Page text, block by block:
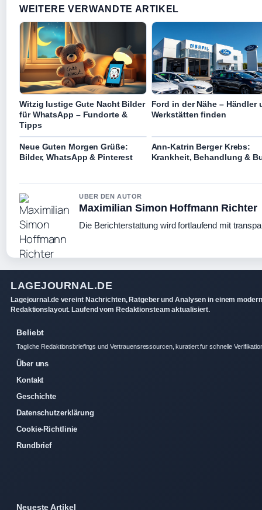
WEITERE VERWANDTE ARTIKEL
Witzig lustige Gute Nacht Bilder
für WhatsApp – Fundorte &
Tipps
Ford in der Nähe – Händler
Werkstätten finden
Neue Guten Morgen Grüße:
Bilder, WhatsApp & Pinterest
Ann-Katrin Berger Krebs:
Krankheit, Behandlung &
UBER DEN AUTOR
Maximilian Simon Hoffmann Richter
Die Berichterstattung wird fortlaufend mit
LAGEJOURNAL.DE
Lagejournal.de vereint Nachrichten, Ratgeber und Analysen in einem
Redaktionslayout. Laufend vom Redaktionsteam aktualisiert.
Beliebt
Tagliche Redaktionsbriefings und Vertrauensressourcen, kuratiert fur schnelle
Über uns
Kontakt
Geschichte
Datenschutzerklärung
Cookie-Richtlinie
Rundbrief
Neueste Artikel